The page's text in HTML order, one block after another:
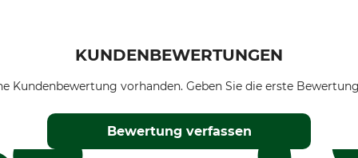
KUNDENBEWERTUNGEN
Kundenbewertung vorhanden. Geben Sie die erste
Bewertung verfassen